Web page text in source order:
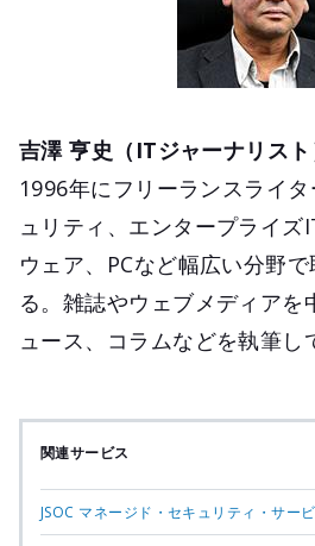
吉澤 亨史（ITジャーナリスト
1996年にフリーランスライ
ュリティ、エンタープライズ
ウェア、PCなど幅広い分野
る。雑誌やウェブメディアを
ュース、コラムなどを執筆し
関連サービス
JSOC マネージド・セキュリティ・サービ